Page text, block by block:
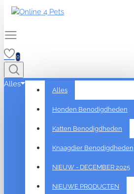
0
Alles
Alles
Honden Benodigdheden
Katten Benodigdheden
Knaagdier Benodigdheden
NIEUW - DECEMBER 2025
NIEUWE PRODUCTEN